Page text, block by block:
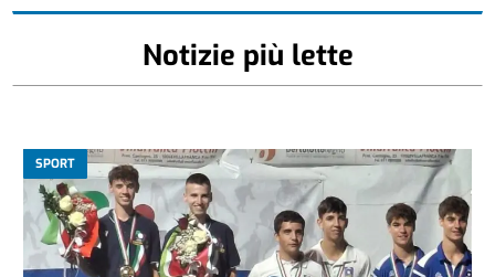
Notizie più lette
SPORT